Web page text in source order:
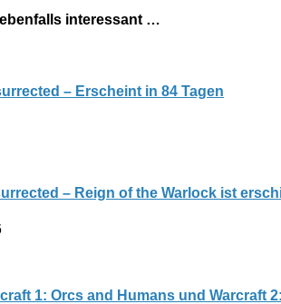
interessant …
– Erscheint in 84 Tagen
– Reign of the Warlock ist
1: Orcs and Humans und Warcraft